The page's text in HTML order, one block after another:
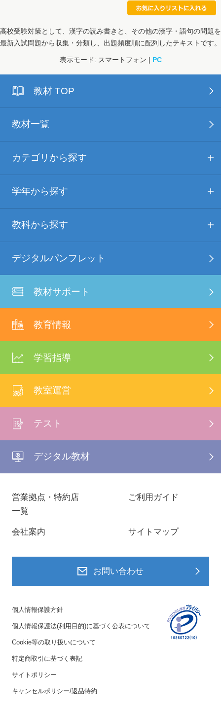
高校受験対策として、漢字の読み書きと、その他の漢字・語句の問題を
最新入試問題から収集・分類し、出題頻度順に配列したテキストです。
表示モード: スマートフォン | PC
教材 TOP
教材一覧
カテゴリから探す
学年から探す
教科から探す
デジタルパンフレット
教材サポート
教育情報
学習指導
教室運営
テスト
デジタル教材
営業拠点・特約店
一覧
ご利用ガイド
会社案内 サイトマップ
お問い合わせ
個人情報保護方針
個人情報保護法(利用目的)に基づく公表について
Cookie等の取り扱いについて
特定商取引に基づく表記
サイトポリシー
キャンセルポリシー/返品特約